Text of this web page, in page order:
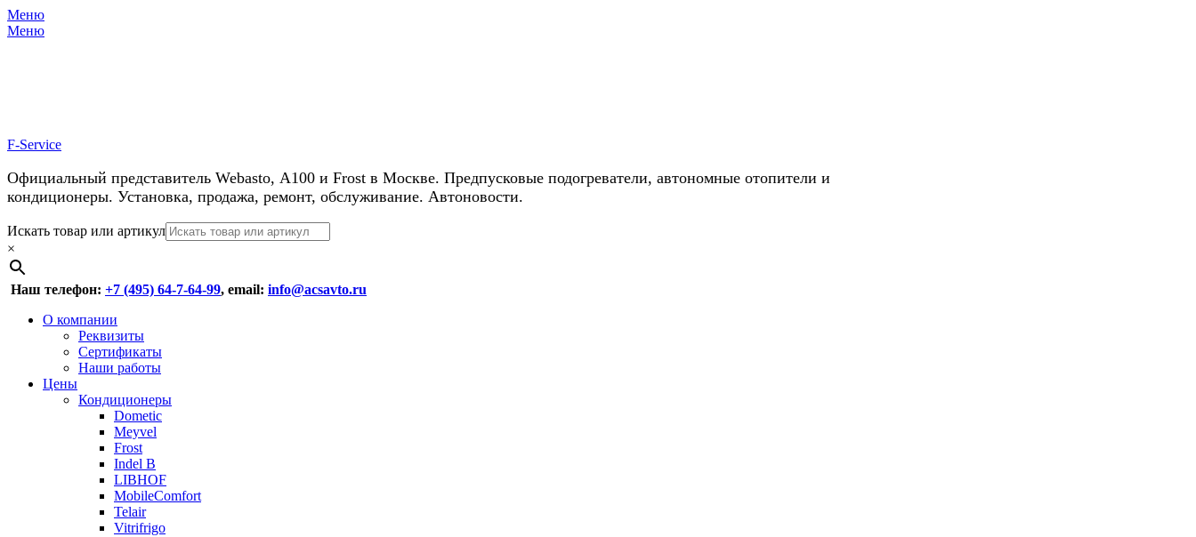
Меню
Меню
F-Service
Официальный представитель Webasto, А100 и Frost в Москве. Предпусковые подогреватели, автономные отопители и
кондиционеры. Установка, продажа, ремонт, обслуживание. Автоновости.
Header
Right
Menu
Перейти
к
содержимому
Искать товар или артикул
×
Наш телефон: +7 (495) 64-7-64-99, email: info@acsavto.ru
Основное
Перейти
содержимому
О компании
Реквизиты
Сертификаты
Наши работы
Цены
Кондиционеры
Dometic
Meyvel
Frost
Indel B
LIBHOF
MobileComfort
Telair
Vitrifrigo